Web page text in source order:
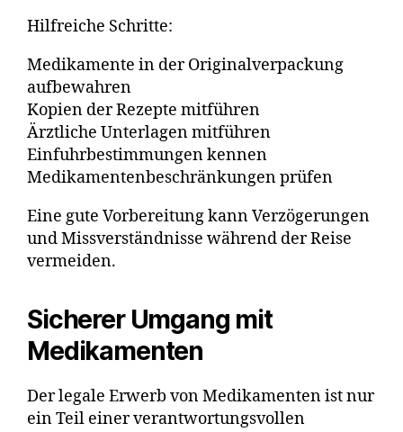
Hilfreiche Schritte:
Medikamente in der Originalverpackung
aufbewahren
Kopien der Rezepte mitführen
Ärztliche Unterlagen mitführen
Einfuhrbestimmungen kennen
Medikamentenbeschränkungen prüfen
Eine gute Vorbereitung kann Verzögerungen
und Missverständnisse während der Reise
vermeiden.
Sicherer Umgang mit
Medikamenten
Der legale Erwerb von Medikamenten ist nur
ein Teil einer verantwortungsvollen